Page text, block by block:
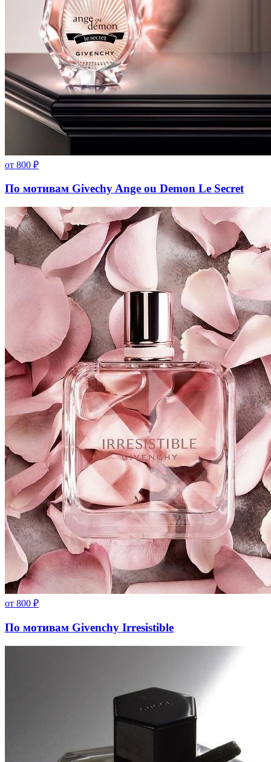
от 800 ₽
По мотивам Givechy Ange ou Demon Le Secret
от 800 ₽
По мотивам Givenchy Irresistible